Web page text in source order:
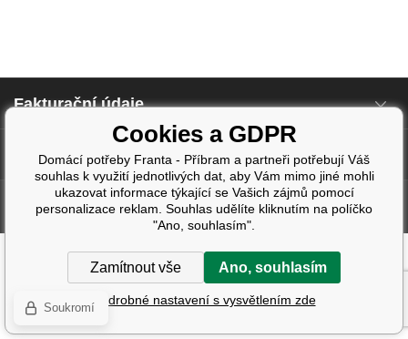
Fakturační údaje
Další informace
Tvorba a pronájem eshopů BINARGON.cz | Design:Smartim.cz
Cookies a GDPR
Domácí potřeby Franta - Příbram a partneři potřebují Váš
souhlas k využití jednotlivých dat, aby Vám mimo jiné mohli
ukazovat informace týkající se Vašich zájmů pomocí
personalizace reklam. Souhlas udělíte kliknutím na políčko
"Ano, souhlasím".
Zamítnout vše Ano, souhlasím
Podrobné nastavení s vysvětlením zde
Soukromí